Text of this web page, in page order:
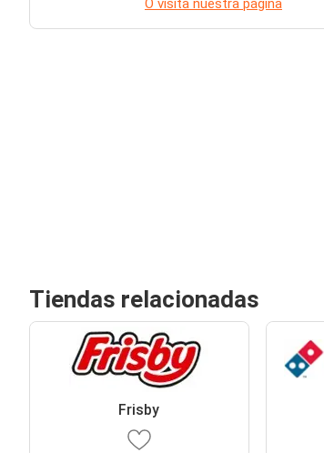
O visita nuestra página
Tiendas relacionadas
Frisby